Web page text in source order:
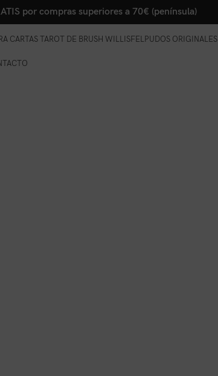
por compras superiores a 70€ (península)
CARTAS TAROT DE BRUSH WILLISFELPUDOS ORIGINALES